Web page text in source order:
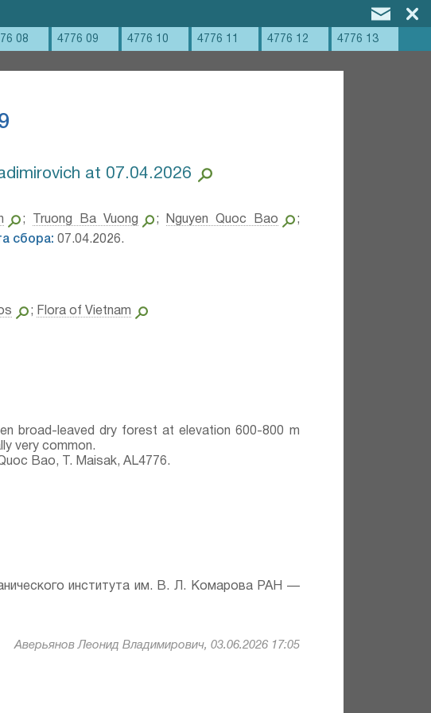
08 4776 09 4776 10 4776 11 4776 12 4776 13
at 07.04.2026
; Truong Ba Vuong ; Nguyen Quoc Bao
;
сбора: 07.04.2026.
; Flora of Vietnam
broad-leaved dry forest at elevation 600-800 m
very common.
Bao, T. Maisak, АL4776.
института им. В. Л. Комарова РАН —
Аверьянов Леонид Владимирович, 03.06.2026 17:05